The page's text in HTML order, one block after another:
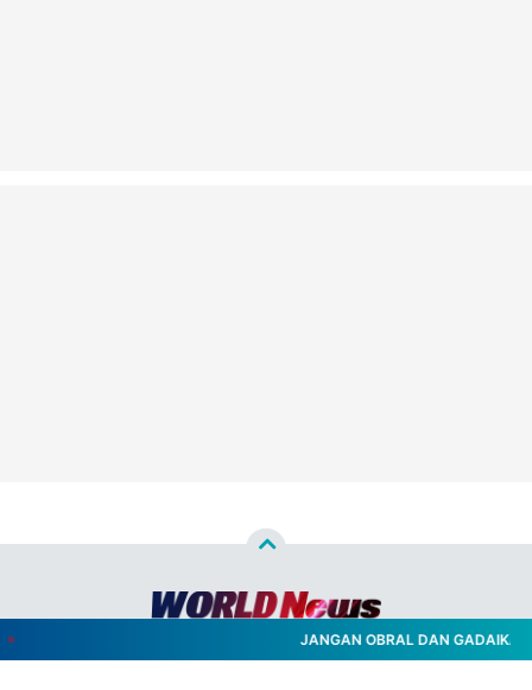
JANGAN OBRAL DAN GADAIKAN
WORLD NEWS™- All Rights Reserved
Designed byNghustle